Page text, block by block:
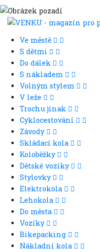
Ve městě
S dětmi
Do dálek
S nákladem
Volným stylem
V leže
Trochu jinak
Cyklocestování
Závody
Skládací kola
Koloběžky
Dětské vozíky
Stylovky
Elektrokola
Lehokola
Do města
Vozíky
Bikepacking
Nákladní kola